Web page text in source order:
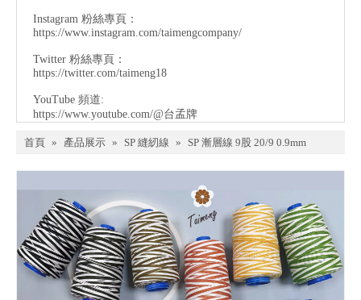
Instagram 粉絲專頁：
https://www.instagram.com/taimengcompany/
Twitter 粉絲專頁：
https://twitter.com/taimeng18
YouTube 頻道:
https://www.youtube.com/@台孟牌
首頁 » 產品展示 » SP 縫紉線 » SP 漸層線 9股 20/9 0.9mm